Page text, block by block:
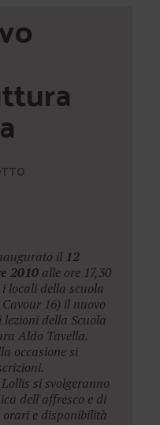
il 12
2010 alle ore 17,30
i locali della scuola
16) il nuovo
lezioni della Scuola
Aldo Tavella.
occasione si
si svolgeranno
dell'affresco e di
e disponibilità